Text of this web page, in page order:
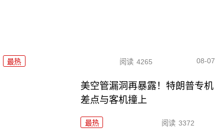
最热 阅读 4265 08-07
美空管漏洞再暴露！特朗普专机
差点与客机撞上
最热 阅读 3372